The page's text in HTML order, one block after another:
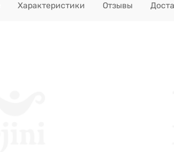
Характеристики Отзывы